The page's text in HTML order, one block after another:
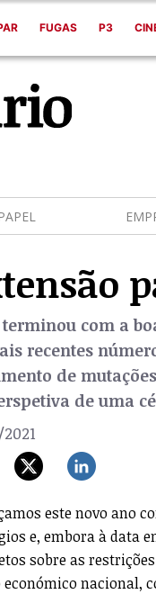
FUGAS P3
terminou com a
recentes
de
de uma
este novo ano
e, embora à data
sobre as
económico nacional,